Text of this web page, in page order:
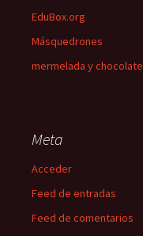
EduBox.org
Másquedrones
mermelada y chocolate
Meta
Acceder
Feed de entradas
Feed de comentarios